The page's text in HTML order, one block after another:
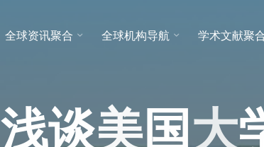
全球资讯聚合 全球机构导航 学术文献聚
浅谈美国大